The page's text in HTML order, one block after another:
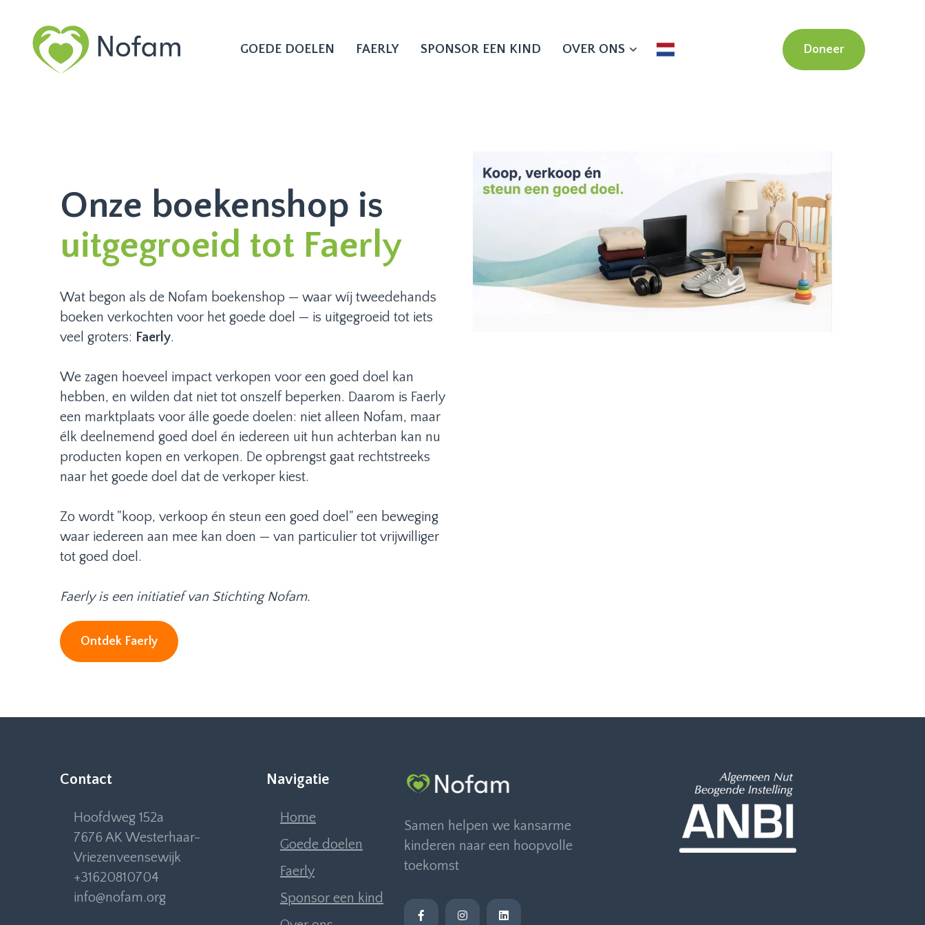
GOEDE DOELEN FAERLY SPONSOR EEN KIND OVER ONS Doneer
Onze boekenshop is
uitgegroeid tot Faerly
Wat begon als de Nofam boekenshop — waar wíj tweedehands
boeken verkochten voor het goede doel — is uitgegroeid tot iets
veel groters: Faerly.
We zagen hoeveel impact verkopen voor een goed doel kan
hebben, en wilden dat niet tot onszelf beperken. Daarom is Faerly
een marktplaats voor álle goede doelen: niet alleen Nofam, maar
élk deelnemend goed doel én iedereen uit hun achterban kan nu
producten kopen en verkopen. De opbrengst gaat rechtstreeks
naar het goede doel dat de verkoper kiest.
Zo wordt "koop, verkoop én steun een goed doel" een beweging
waar iedereen aan mee kan doen — van particulier tot vrijwilliger
tot goed doel.
Faerly is een initiatief van Stichting Nofam.
Ontdek Faerly
Contact
Hoofdweg 152a
7676 AK Westerhaar-
Vriezenveensewijk
+31620810704
info@nofam.org
Navigatie
Home
Goede doelen
Faerly
Sponsor een kind
Samen helpen we kansarme
kinderen naar een hoopvolle
toekomst